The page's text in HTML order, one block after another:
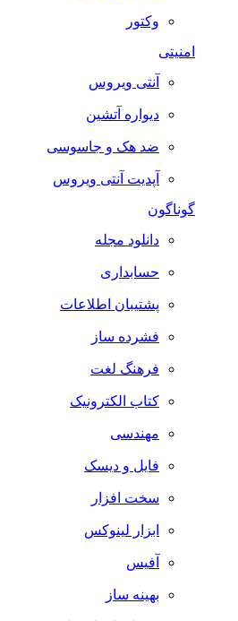
وکتور
امنیتی
آنتی ویروس
دیواره آتشین
ضد هک و جاسوسی
آپدیت آنتی ویروس
گوناگون
دانلود مجله
حسابداری
پشتیبان اطلاعات
فشرده ساز
فرهنگ لغت
کتاب الکترونیک
مهندسی
فایل و دیسک
سخت افزار
ابزار لینوکس
آفیس
بهینه ساز